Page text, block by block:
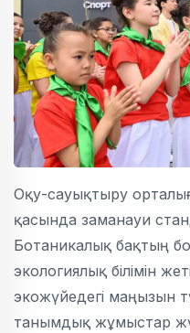
Оқу-сауықтыру
қасында заманауи
Ботаникалық бақтың
экологиялық білімін
экожүйедегі маңызын
танымдық жұмыстар